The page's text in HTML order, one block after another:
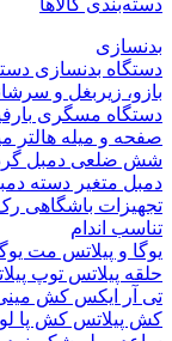
کالاها
بدنسازیدستگاه
زیربغل و سرشانه
مسگریبارفیکس
و میله هالتر میله
دمبل گرد
متغیردسته دمبل
باشگاهیرک و
اندام
و پیلاتسمت یوگاآجر
پیلاتستوپ پیلاتس و
ایکس کش مینی
کش پالوازم